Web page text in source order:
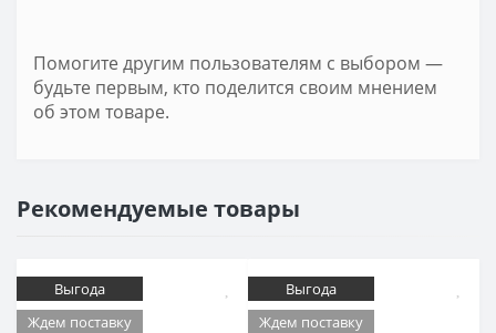
Помогите другим пользователям с выбором —
будьте первым, кто поделится своим мнением
об этом товаре.
Рекомендуемые товары
Выгода
Ждем поставку
Выгода
Ждем поставку